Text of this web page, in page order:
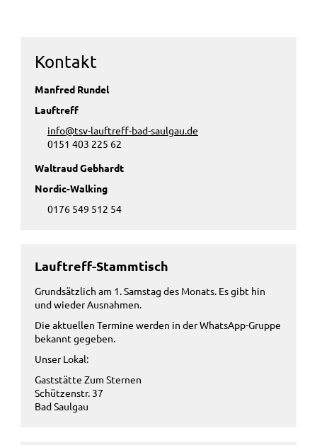
Kontakt
Manfred Rundel
Lauftreff
info@tsv-lauftreff-bad-saulgau.de
0151 403 225 62
Waltraud Gebhardt
Nordic-Walking
0176549 512 54
Lauftreff-Stammtisch
Grundsätzlich am 1. Samstag des Monats. Es gibt hin
und wieder Ausnahmen.
Die aktuellen Termine werden in der WhatsApp-Gruppe
bekannt gegeben.
Unser Lokal:
Gaststätte Zum Sternen
Schützenstr. 37
Bad Saulgau